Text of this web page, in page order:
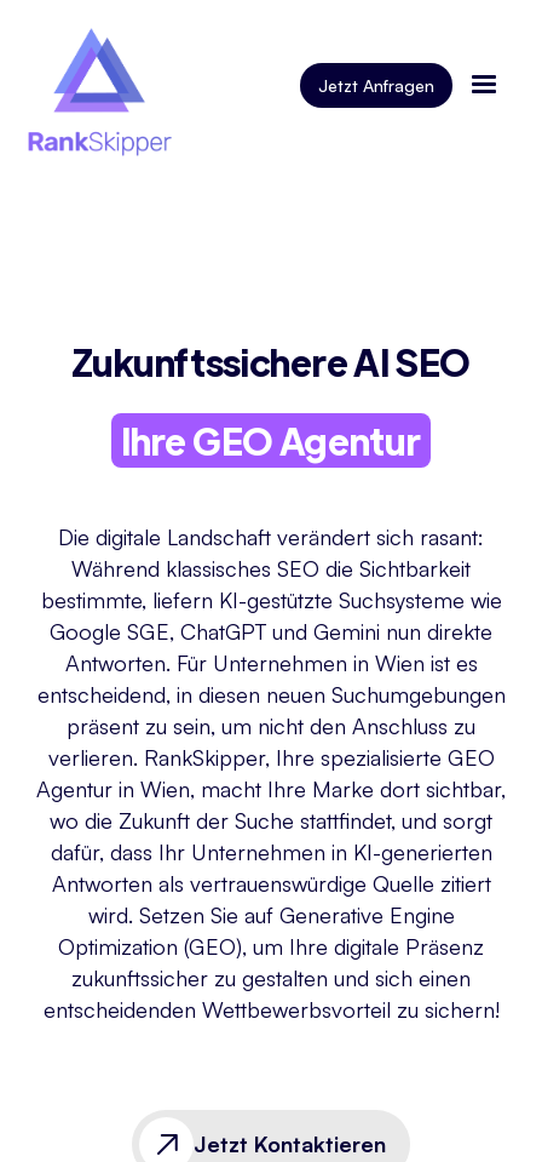
Jetzt Anfragen
Zukunftssichere AI SEO
Ihre GEO Agentur
Die digitale Landschaft verändert sich rasant:
Während klassisches SEO die Sichtbarkeit
bestimmte, liefern KI-gestützte Suchsysteme wie
Google SGE, ChatGPT und Gemini nun direkte
Antworten. Für Unternehmen in Wien ist es
entscheidend, in diesen neuen Suchumgebungen
präsent zu sein, um nicht den Anschluss zu
verlieren. RankSkipper, Ihre spezialisierte GEO
Agentur in Wien, macht Ihre Marke dort sichtbar,
wo die Zukunft der Suche stattfindet, und sorgt
dafür, dass Ihr Unternehmen in KI-generierten
Antworten als vertrauenswürdige Quelle zitiert
wird. Setzen Sie auf Generative Engine
Optimization (GEO), um Ihre digitale Präsenz
zukunftssicher zu gestalten und sich einen
entscheidenden Wettbewerbsvorteil zu sichern!
Jetzt Kontaktieren